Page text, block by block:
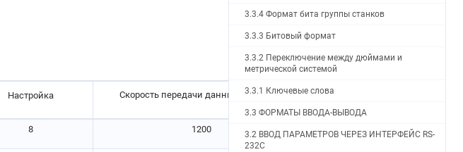
Настройка Скорость передачи данных (бит/с)
8 1200
3.3.4 Формат бита группы станков
3.3.3 Битовый формат
3.3.2 Переключение между дюймами и
метрической системой
3.3.1 Ключевые слова
3.3 ФОРМАТЫ ВВОДА-ВЫВОДА
3.2 ВВОД ПАРАМЕТРОВ ЧЕРЕЗ ИНТЕРФЕЙС RS-
232C